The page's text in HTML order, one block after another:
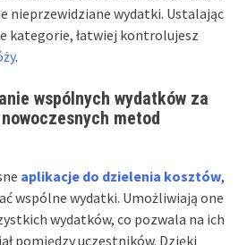
nieprzewidziane wydatki. Ustalając
kategorie, łatwiej kontrolujesz
.
wspólnych wydatków za
metod
aplikacje do dzielenia kosztów,
wspólne wydatki. Umożliwiają one
wydatków, co pozwala na ich
pomiędzy uczestników. Dzięki